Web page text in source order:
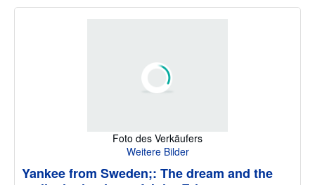
Foto des Verkäufers
Weitere Bilder
Yankee from Sweden;: The dream and the